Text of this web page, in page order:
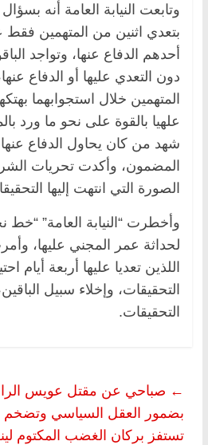
وتابعت النيابة العامة أنه
بتعدي اثنين من المتهمين فقط
أحدهم الدفاع عنها، وتواجد
دون التعدي عليها أو الدفاع
المتهمين خلال استجوابهما
علهيا بالقوة على نحو ما ورد
شهد من كان يحاول الدفاع
المضمون، وأكدت تحريات
الصورة التي انتهت إليها
وأخطرت “النيابة العامة” “خط
لحداثة عمر المجني عليها،
اللذين تعديا عليها أربعة أيام
التحقيقات، وإخلاء سبيل
التحقيقات.
← صباحي عن مقتل عويس
بضمور العقل السياسي وتضخم
تستفز بركان الغضب المكتوم